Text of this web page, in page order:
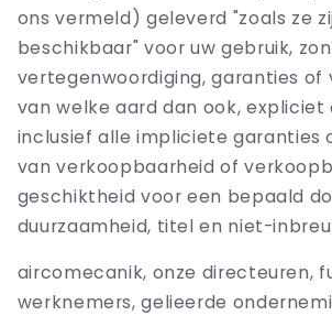
ons vermeld) geleverd "zoals ze
beschikbaar" voor uw gebruik,
vertegenwoordiging, garanties of
van welke aard dan ook,
inclusief alle impliciete garanties
van verkoopbaarheid of
geschiktheid voor een bepaald
duurzaamheid, titel en niet-
aircomecanik, onze directeuren,
werknemers, gelieerde